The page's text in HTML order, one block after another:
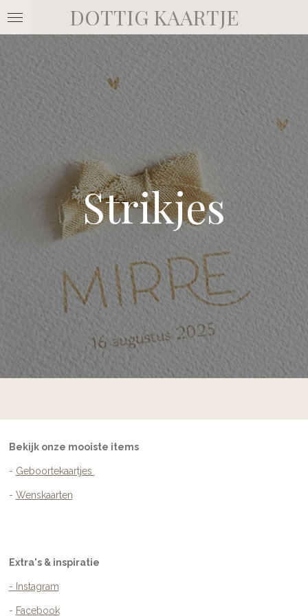
Ga
naar
hoofdinhoud
DOTTIG KAARTJE
Strikjes
Bekijk onze mooiste items
- Geboortekaartjes
- Wenskaarten
Extra's & inspiratie
- Instagram
- Facebook